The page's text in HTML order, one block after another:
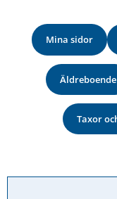
Mina sidor
Äldreboende
Taxor